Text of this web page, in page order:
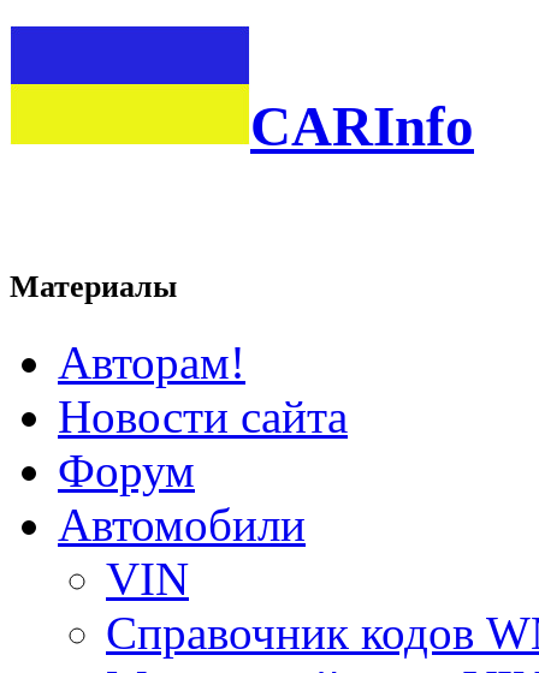
CARInfo
Материалы
Авторам!
Новости сайта
Форум
Автомобили
VIN
Справочник кодов